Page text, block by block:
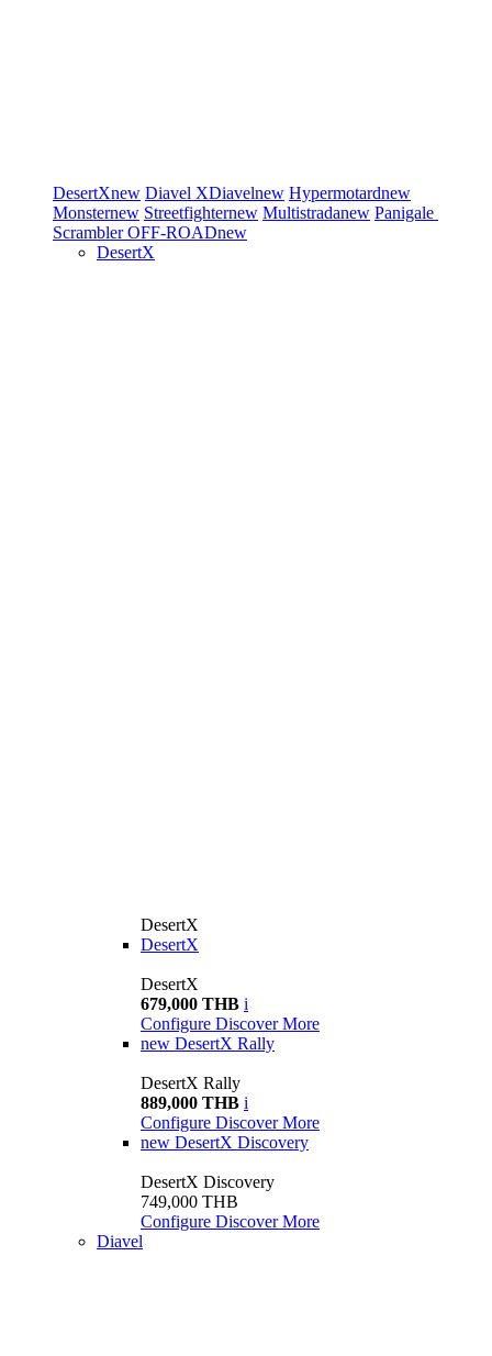
DesertXnew Diavel XDiavelnew Hypermotardnew
Monsternew Streetfighternew Multistradanew Panigale
ScramblerOFF-ROADnew
DesertX
DesertX
DesertX
DesertX
679,000 THB i
Configure Discover More
new DesertX Rally
DesertX Rally
889,000 THB i
Configure Discover More
new DesertX Discovery
DesertX Discovery
749,000 THB
Configure Discover More
Diavel